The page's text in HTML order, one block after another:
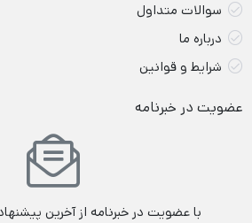
سوالات متداول
درباره ما
شرایط و قوانین
عضویت در خبرنامه
با عضویت در خبرنامه از آخرین